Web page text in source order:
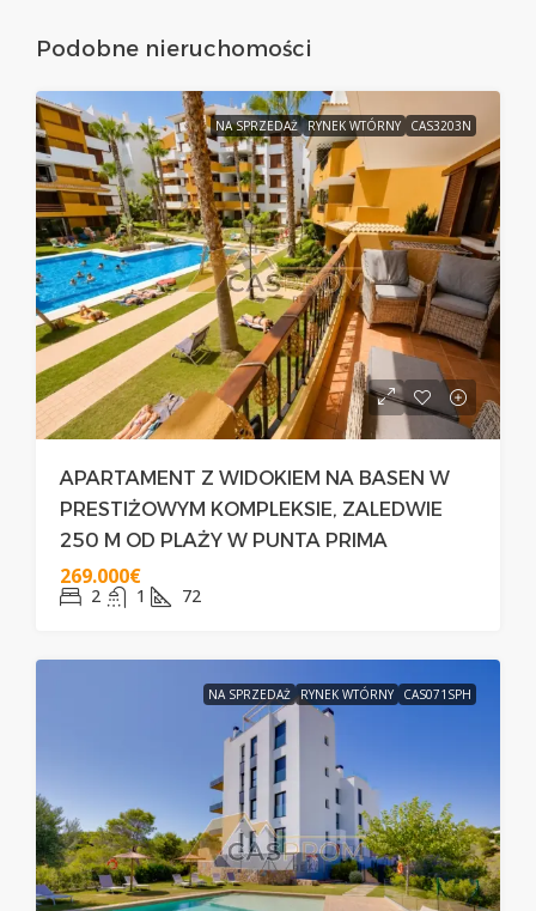
Podobne nieruchomości
NA SPRZEDAŻ RYNEK WTÓRNY CAS3203N
APARTAMENT Z WIDOKIEM NA BASEN W
PRESTIŻOWYM KOMPLEKSIE, ZALEDWIE
250 M OD PLAŻY W PUNTA PRIMA
269.000€
2 1 72
NA SPRZEDAŻ RYNEK WTÓRNY CAS071SPH